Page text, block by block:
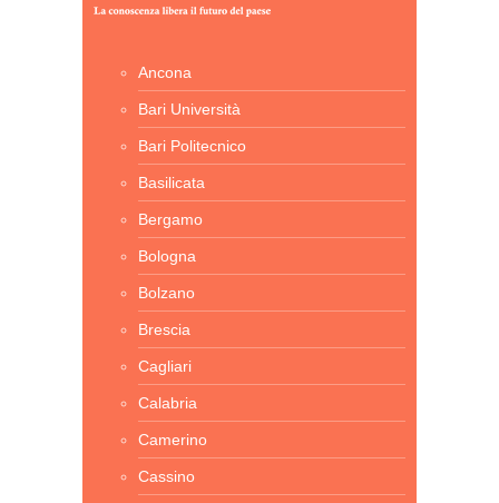
Ancona
Bari Università
Bari Politecnico
Basilicata
Bergamo
Bologna
Bolzano
Brescia
Cagliari
Calabria
Camerino
Cassino